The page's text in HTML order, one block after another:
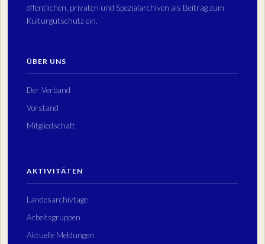
öffentlichen, privaten und Spezialarchiven als Beitrag zum
Kulturgutschutz ein.
ÜBER UNS
Der Verband
Vorstand
Mitgliedschaft
AKTIVITÄTEN
Landesarchivtage
Arbeitsgruppen
Aktuelle Meldungen